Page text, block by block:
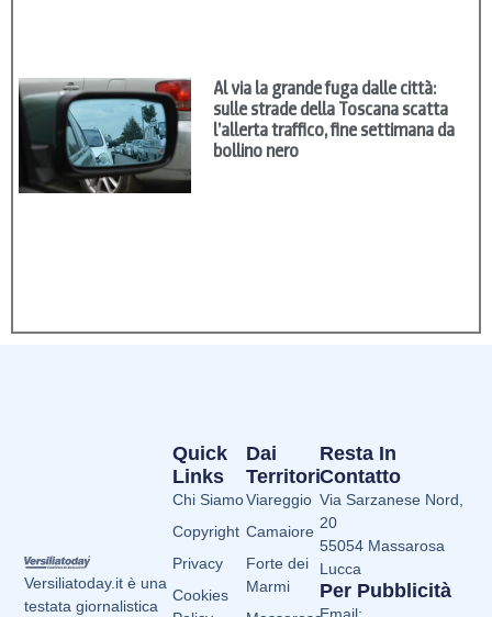
Al via la grande fuga dalle città:
sulle strade della Toscana scatta
l’allerta traffico, fine settimana da
bollino nero
Versiliatoday.it è una
testata giornalistica
Dai
Territori
Viareggio
Camaiore
Forte dei
Marmi
Quick
Links
Chi Siamo
Copyright
Privacy
Cookies
Resta In
Contatto
Via Sarzanese Nord,
20
55054 Massarosa
Lucca
Per Pubblicità
Email: